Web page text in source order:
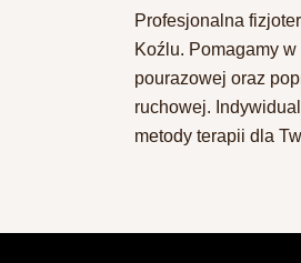
Profesjonalna
Koźlu. Pomagamy
pourazowej oraz
ruchowej.
metody terapii dla